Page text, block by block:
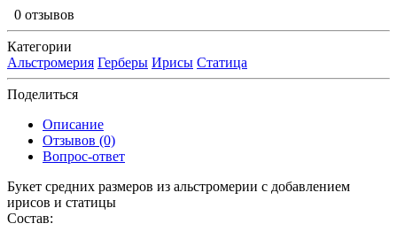
0 отзывов
Категории
Альстромерия Герберы Ирисы Статица
Поделиться
Описание
Отзывов (0)
Вопрос-ответ
Букет средних размеров из альстромерии c добавлением
ирисов и статицы
Состав: